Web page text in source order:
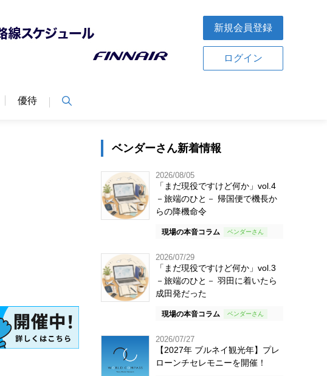
新規会員登録
ログイン
優待
ベンダーさん新着情報
2026/08/05
「まだ現役ですけど何か」vol.4
－旅端のひと－ 帰国便で機長か
らの降機命令
現場の本音コラム
2026/07/29
「まだ現役ですけど何か」vol.3
－旅端のひと－ 羽田に着いたら
成田発だった
現場の本音コラム
2026/07/27
【2027年 ブルネイ観光年】プレ
ローンチセレモニーを開催！